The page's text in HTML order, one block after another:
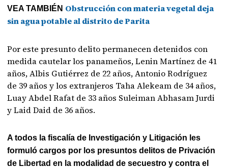
VEA TAMBIÉN Obstrucción con materia vegetal deja
sin agua potable al distrito de Parita
Por este presunto delito permanecen detenidos con
medida cautelar los panameños, Lenin Martínez de 41
años, Albis Gutiérrez de 22 años, Antonio Rodríguez
de 39 años y los extranjeros Taha Alekeam de 34 años,
Luay Abdel Rafat de 33 años Suleiman Abhasam Jurdi
y Laid Daid de 36 años.
A todos la fiscalía de Investigación y Litigación les
formuló cargos por los presuntos delitos de Privación
de Libertad en la modalidad de secuestro y contra el